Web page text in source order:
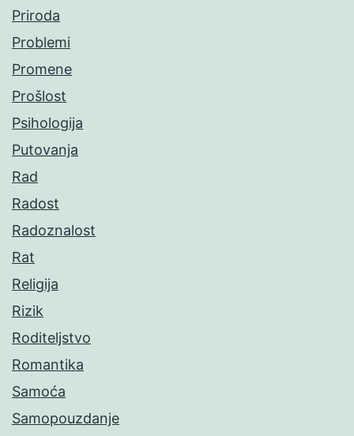
Priroda
Problemi
Promene
Prošlost
Psihologija
Putovanja
Rad
Radost
Radoznalost
Rat
Religija
Rizik
Roditeljstvo
Romantika
Samoća
Samopouzdanje